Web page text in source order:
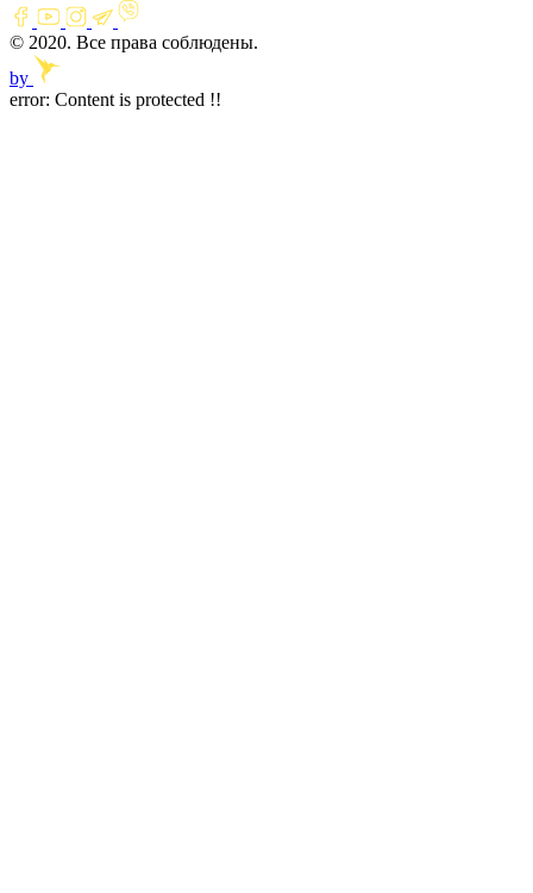
© 2020. Все права соблюдены.
by
error: Content is protected !!